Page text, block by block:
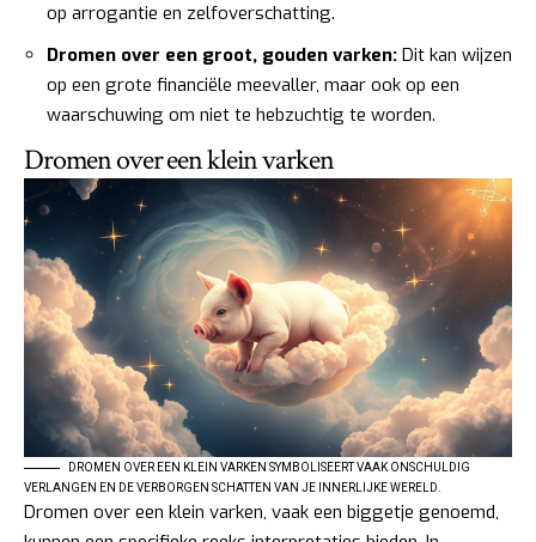
op arrogantie en zelfoverschatting.
Dromen over een groot, gouden varken: Dit kan wijzen
op een grote financiële meevaller, maar ook op een
waarschuwing om niet te hebzuchtig te worden.
Dromen over een klein varken
DROMEN OVER EEN KLEIN VARKEN SYMBOLISEERT VAAK ONSCHULDIG
VERLANGEN EN DE VERBORGEN SCHATTEN VAN JE INNERLIJKE WERELD.
Dromen over een klein varken, vaak een biggetje genoemd,